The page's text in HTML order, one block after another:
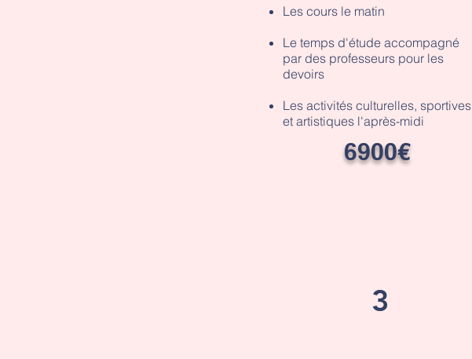
Les cours le matin
Le temps d'étude accompagné
par des professeurs pour les
devoirs
Les activités culturelles, sportives
et artistiques l'après-midi
6900€
3